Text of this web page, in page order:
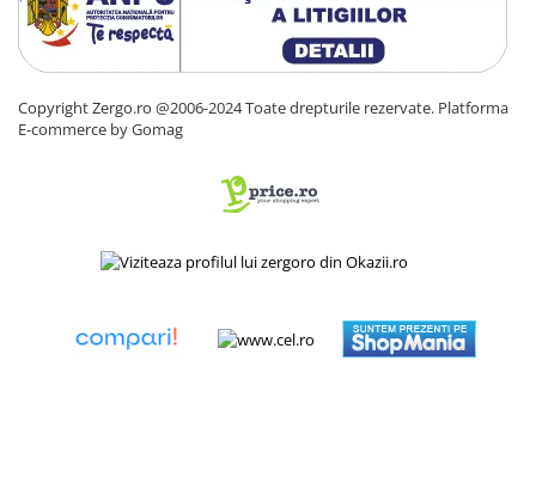
Copyright Zergo.ro @2006-2024 Toate drepturile rezervate. Platforma
E-commerce by Gomag